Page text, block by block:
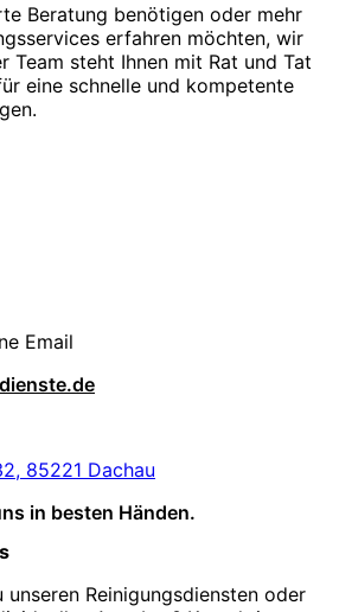
Beratung benötigen oder mehr
erfahren möchten, wir
Team steht Ihnen mit Rat und Tat
eine schnelle und kompetente
Email
85221 Dachau
in besten Händen.
unseren Reinigungsdiensten oder